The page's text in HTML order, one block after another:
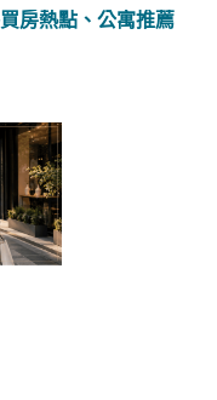
房熱點、公寓推薦